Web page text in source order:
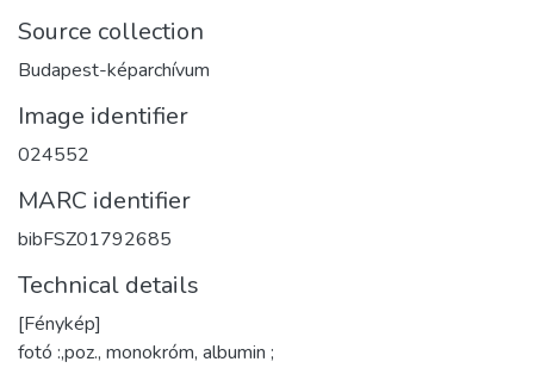
Source collection
Budapest-képarchívum
Image identifier
024552
MARC identifier
bibFSZ01792685
Technical details
[Fénykép]
fotó :,poz., monokróm, albumin ;